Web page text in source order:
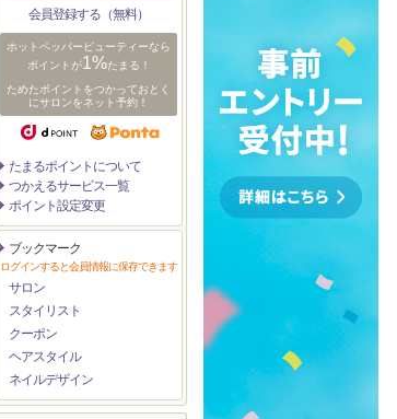
会員登録する（無料）
ホットペッパービューティーなら
ポイントが1%たまる！
ためたポイントをつかっておとく
にサロンをネット予約！
たまるポイントについて
つかえるサービス一覧
ポイント設定変更
ブックマーク
ログインすると会員情報に保存できます
サロン
スタイリスト
クーポン
ヘアスタイル
ネイルデザイン